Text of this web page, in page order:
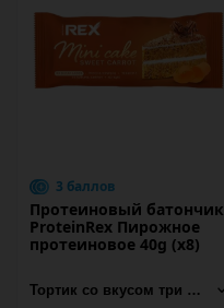
3 баллов
Протеиновый батончик
ProteinRex Пирожное
протеиновое 40g (x8)